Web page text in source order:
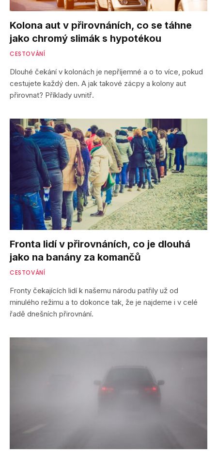
Kolona aut v přirovnáních, co se táhne
jako chromý slimák s hypotékou
CESTOVÁNÍ
Dlouhé čekání v kolonách je nepříjemné a o to více, pokud
cestujete každý den. A jak takové zácpy a kolony aut
přirovnat? Příklady uvnitř.
Fronta lidí v přirovnáních, co je dlouhá
jako na banány za komančů
CESTOVÁNÍ
Fronty čekajících lidí k našemu národu patřily už od
minulého režimu a to dokonce tak, že je najdeme i v celé
řadě dnešních přirovnání.